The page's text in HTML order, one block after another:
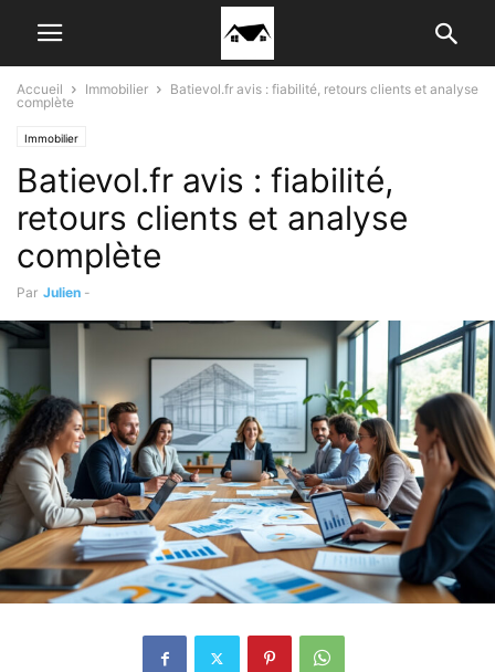
Accueil Immobilier
Batievol.fr avis : fiabilité, retours clients et analyse
complète
Immobilier
Batievol.fr avis : fiabilité,
retours clients et analyse
complète
Par Julien -